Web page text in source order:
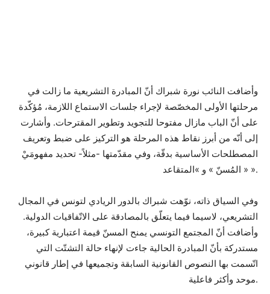
وأضافت النائب نورة شبراك أنّ المبادرة التشريعية ما زالت في
مرحلتها الأولى المخصّصة لإجراء جلسات الاستماع اللازمة، مُؤكّدة
على أنّ الباب مازال مفتوحا للتجويد وتطوير المقترحات. وأشارت
إلى أنّه من أبرز نقاط هذه المرحلة هو التركيز على ضبط وتعريف
المصطلحات الأساسية بدقّة، وفي مقدّمتها -مثلاً- تحديد مفهومَيْ
« المُسنّ » و »المتقاعد ».
وفي السياق ذاته، نوّهت شبراك بالدور الريادي لتونس في المجال
التشريعي، لاسيما فيما يتعلّق بالمصادقة على الاتّفاقيات الدولية.
وأضافت أنّ المجتمع التونسي يمنح المسنّ قيمة اعتبارية كبيرة،
مستدركة بأنّ المبادرة الحالية جاءت لإنهاء حالة التشتّت التي
اتّسمت بها النصوص القانونية السابقة وتجميعها في إطار قانوني
موحد وأكثر فاعلية.